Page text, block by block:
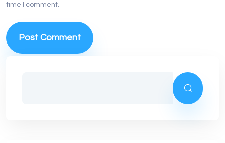
time I comment.